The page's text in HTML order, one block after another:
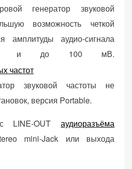
генератор звуковой
возможность четкой
амплитуды аудио-сигнала
и до 100 мВ.
звуковой частоты не
версия Portable.
LINE-OUT аудиоразъёма
mini-Jack или выхода